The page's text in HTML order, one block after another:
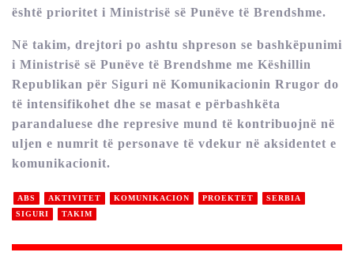
është prioritet i Ministrisë së Punëve të Brendshme.
Në takim, drejtori po ashtu shpreson se bashkëpunimi
i Ministrisë së Punëve të Brendshme me Këshillin
Republikan për Siguri në Komunikacionin Rrugor do
të intensifikohet dhe se masat e përbashkëta
parandaluese dhe represive mund të kontribuojnë në
uljen e numrit të personave të vdekur në aksidentet e
komunikacionit.
ABS AKTIVITET KOMUNIKACION PROEKTET
SERBIA
SIGURI
TAKIM